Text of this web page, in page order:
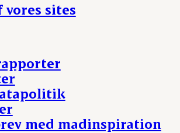
nøgletal
vores sites
Gastronomi
med madinspiration